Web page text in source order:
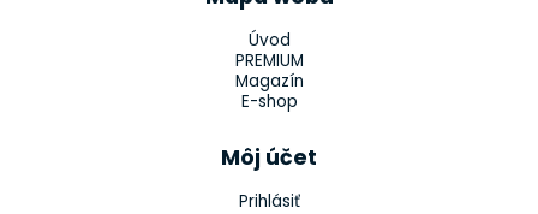
Úvod
PREMIUM
Magazín
E-shop
Môj účet
Prihlásiť